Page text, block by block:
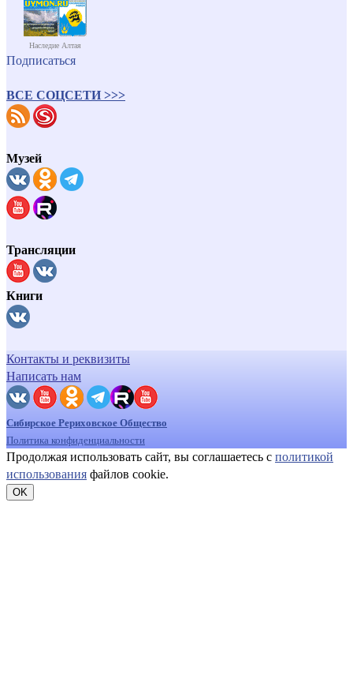
Наследие Алтая
Подписаться
ВСЕ СОЦСЕТИ >>>
Музей
Трансляции
Книги
Контакты и реквизиты
Написать нам
Сибирское Рериховское Общество
Политика конфиденциальности
Продолжая использовать сайт, вы соглашаетесь с политикой
использования файлов cookie.
OK